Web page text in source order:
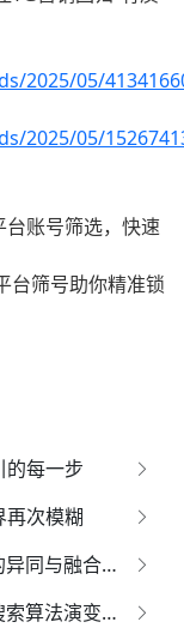
2025/05/
2025/05/
账号筛选，快速
台筛号助你精准锁
的每一步
再次模糊
从谷歌到百度：跨搜索引擎SEO策略的异同与融合方法
为什么你的SEO策略总是过时？解密搜索算法演变背后的趋势